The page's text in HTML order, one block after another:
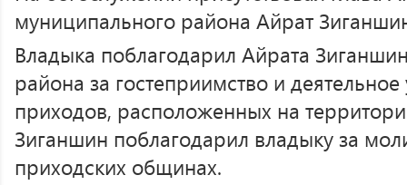
муниципального района Айрат
Владыка поблагодарил Айрата
района за гостеприимство и
приходов, расположенных на
Зиганшин поблагодарил владыку за
приходских общинах.